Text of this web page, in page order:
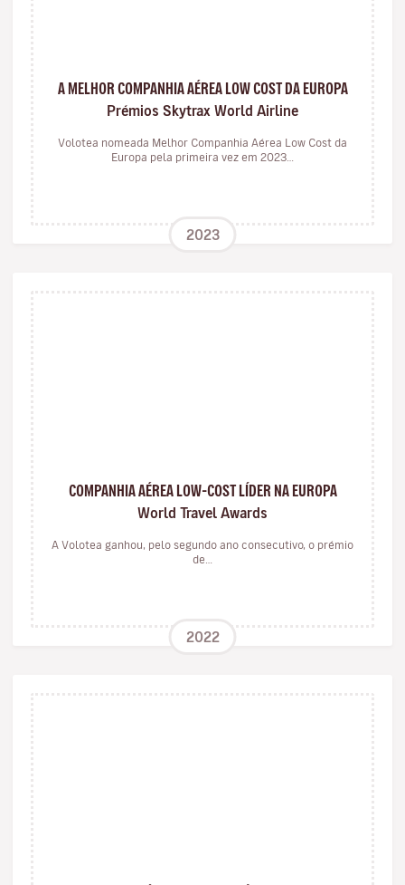
A MELHOR COMPANHIA AÉREA LOW COST DA EUROPA
Prémios Skytrax World Airline
Volotea nomeada Melhor Companhia Aérea Low Cost da
Europa pela primeira vez em 2023…
2023
COMPANHIA AÉREA LOW-COST LÍDER NA EUROPA
World Travel Awards
A Volotea ganhou, pelo segundo ano consecutivo, o prémio
de…
2022